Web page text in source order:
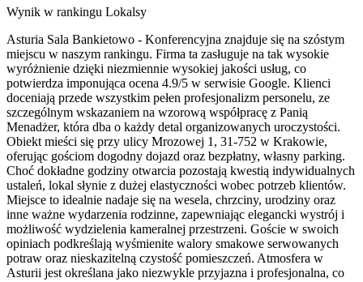
Wynik w rankingu Lokalsy
Asturia Sala Bankietowo - Konferencyjna znajduje się na szóstym
miejscu w naszym rankingu. Firma ta zasługuje na tak wysokie
wyróżnienie dzięki niezmiennie wysokiej jakości usług, co
potwierdza imponująca ocena 4.9/5 w serwisie Google. Klienci
doceniają przede wszystkim pełen profesjonalizm personelu, ze
szczególnym wskazaniem na wzorową współpracę z Panią
Menadżer, która dba o każdy detal organizowanych uroczystości.
Obiekt mieści się przy ulicy Mrozowej 1, 31-752 w Krakowie,
oferując gościom dogodny dojazd oraz bezpłatny, własny parking.
Choć dokładne godziny otwarcia pozostają kwestią indywidualnych
ustaleń, lokal słynie z dużej elastyczności wobec potrzeb klientów.
Miejsce to idealnie nadaje się na wesela, chrzciny, urodziny oraz
inne ważne wydarzenia rodzinne, zapewniając elegancki wystrój i
możliwość wydzielenia kameralnej przestrzeni. Goście w swoich
opiniach podkreślają wyśmienite walory smakowe serwowanych
potraw oraz nieskazitelną czystość pomieszczeń. Atmosfera w
Asturii jest określana jako niezwykle przyjazna i profesjonalna, co